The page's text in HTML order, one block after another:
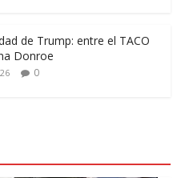
de Trump: entre el TACO
Donroe
0